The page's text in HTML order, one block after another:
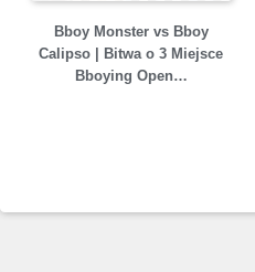
Bboy Monster vs Bboy
Calipso | Bitwa o 3 Miejsce
Bboying Open…